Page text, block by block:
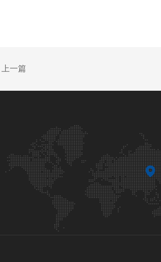
上一篇